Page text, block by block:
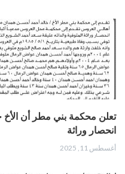
تعلن محكمة بني مطر أن الأخ
انحصار وراثة
أغسطس 11, 2025